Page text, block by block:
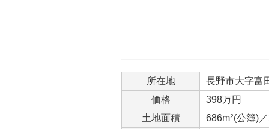
所在地
長野市大字富
価格
398万円
土地面積
686m2(公簿)